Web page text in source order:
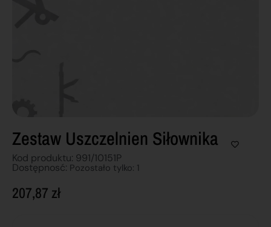
Zestaw Uszczelnien Siłownika
Kod produktu: 991/10151P
Dostępnosć: Pozostało tylko: 1
207,87 zł